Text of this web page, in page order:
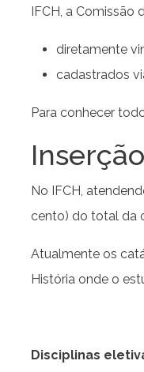
IFCH, a
diretamente
cadastrados
Para conhecer
No IFCH,
cento) do total da
Atualmente os
História onde o
Disciplinas